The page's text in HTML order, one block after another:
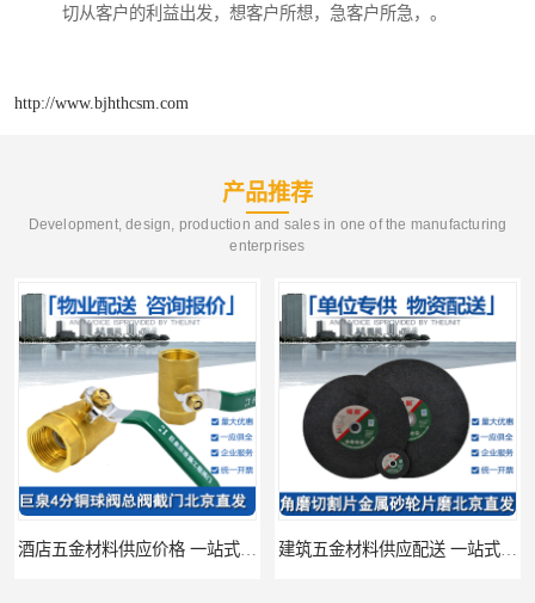
切从客户的利益出发，想客户所想，急客户所急，。
http://www.bjhthcsm.com
产品推荐
Development, design, production and sales in one of the manufacturing
enterprises